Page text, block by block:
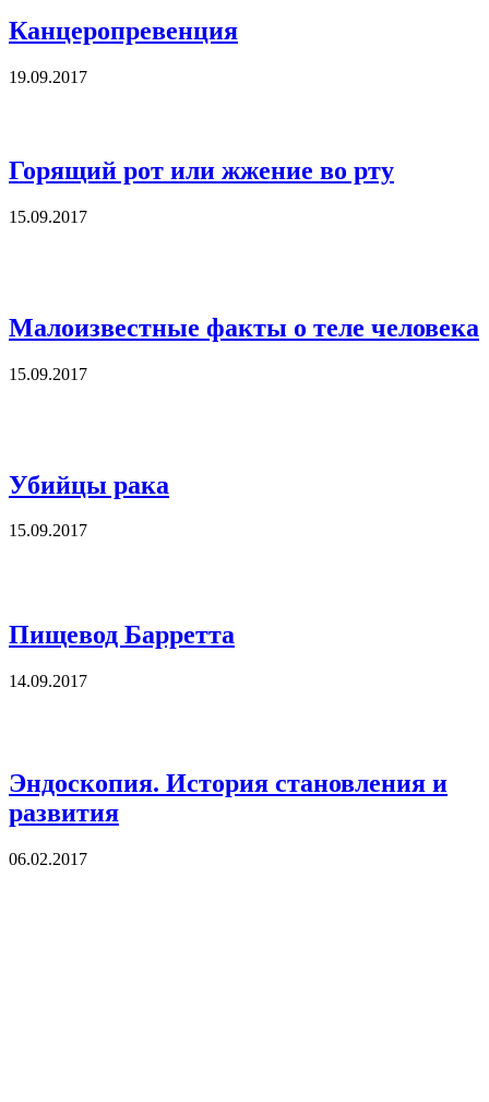
Канцеропревенция
19.09.2017
Горящий рот или жжение во рту
15.09.2017
Малоизвестные факты о теле человека
15.09.2017
Убийцы рака
15.09.2017
Пищевод Барретта
14.09.2017
Эндоскопия. История становления и
развития
06.02.2017